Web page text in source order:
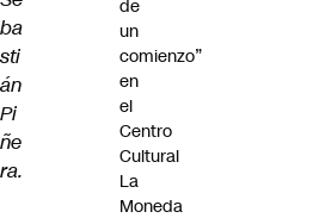
ba
sti
án
Pi
ñe
ra.
de
un
comienzo”
en
el
Centro
Cultural
La
Moneda